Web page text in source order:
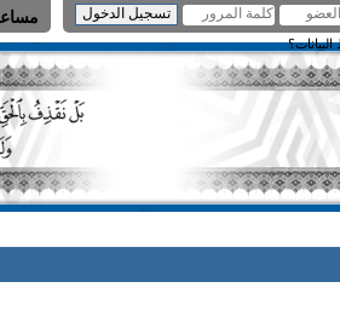
التسجيل مساعدة